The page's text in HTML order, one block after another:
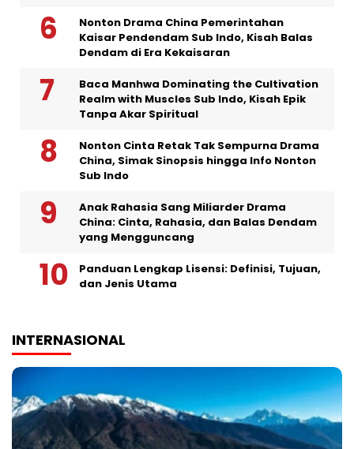
Nonton Drama China Pemerintahan
Kaisar Pendendam Sub Indo, Kisah Balas
Dendam di Era Kekaisaran
Baca Manhwa Dominating the Cultivation
Realm with Muscles Sub Indo, Kisah Epik
Tanpa Akar Spiritual
Nonton Cinta Retak Tak Sempurna Drama
China, Simak Sinopsis hingga Info Nonton
Sub Indo
Anak Rahasia Sang Miliarder Drama
China: Cinta, Rahasia, dan Balas Dendam
yang Mengguncang
Panduan Lengkap Lisensi: Definisi, Tujuan,
dan Jenis Utama
INTERNASIONAL